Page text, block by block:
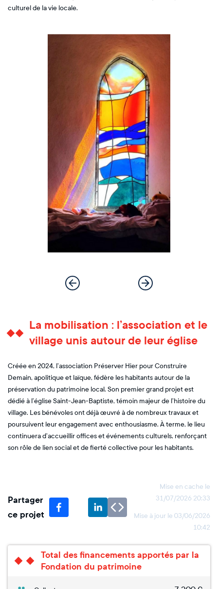
culturel de la vie locale.
La mobilisation : l’association et le
village unis autour de leur église
Créée en 2024, l’association Préserver Hier pour Construire
Demain, apolitique et laïque, fédère les habitants autour de la
préservation du patrimoine local. Son premier grand projet est
dédié à l’église Saint-Jean-Baptiste, témoin majeur de l’histoire du
village. Les bénévoles ont déjà œuvré à de nombreux travaux et
poursuivent leur engagement avec enthousiasme. À terme, le lieu
continuera d’accueillir offices et événements culturels, renforçant
son rôle de lien social et de fierté collective pour les habitants.
Partager
ce projet
Mise en cache le
31/07/2026 20:33
Mise à jour le 03/06/2026
10:42
Total des financements apportés par la
Fondation du patrimoine